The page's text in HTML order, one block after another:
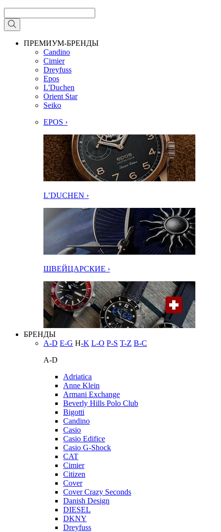
ПРЕМИУМ-БРЕНДЫ
Candino
Cimier
Dreyfuss
Epos
L'Duchen
Orient Star
Seiko
EPOS ›
L’DUCHEN ›
ШВЕЙЦАРСКИЕ ›
БРЕНДЫ
A-D E-G H-K L-O P-S T-Z В-С
A-D
Adriatica
Anne Klein
Armani Exchange
Beverly Hills Polo Club
Bigotti
Candino
Casio
Casio Edifice
Casio G-Shock
CAT
Cimier
Citizen
Cover
Cover Crazy Seconds
Danish Design
DIESEL
DKNY
Dreyfuss